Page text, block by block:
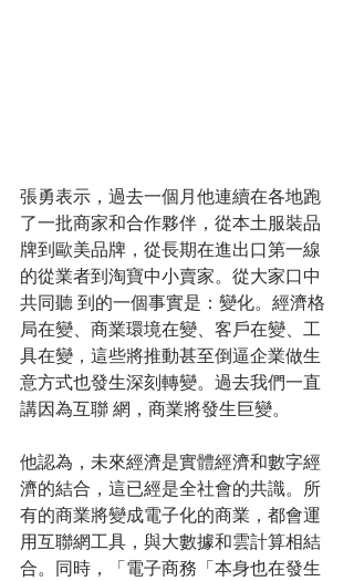
張勇表示，過去一個月他連續在各地跑
了一批商家和合作夥伴，從​​本土服裝品
牌到歐美品牌，從長期在進出口第一線
的從業者到淘寶中小賣家。從大家口中
共同聽 到的一個事實是：變化。經濟格
局​​在變、商業環境在變、客戶在變、工
具在變，這些將推動甚至倒逼企業做生
意方式也發生深刻轉變。過去我們一直
講因為互聯 網，商業將發生巨變。
他認為，未來經濟是實體經濟和數字經
濟的結合，這已經是全社會的共識。所
有的商業將變成電子化的商業，都會運
用互聯網工具，與大數據和雲計算相結
合。同時，「電子商務「本身也在發生